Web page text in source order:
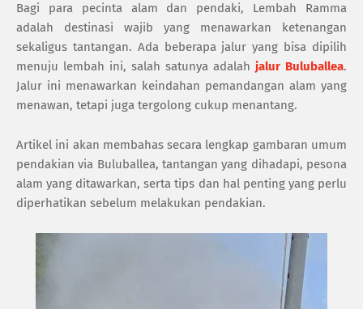
Bagi para pecinta alam dan pendaki, Lembah Ramma
adalah destinasi wajib yang menawarkan ketenangan
sekaligus tantangan. Ada beberapa jalur yang bisa dipilih
menuju lembah ini, salah satunya adalah jalur Buluballea.
Jalur ini menawarkan keindahan pemandangan alam yang
menawan, tetapi juga tergolong cukup menantang.
Artikel ini akan membahas secara lengkap gambaran umum
pendakian via Buluballea, tantangan yang dihadapi, pesona
alam yang ditawarkan, serta tips dan hal penting yang perlu
diperhatikan sebelum melakukan pendakian.